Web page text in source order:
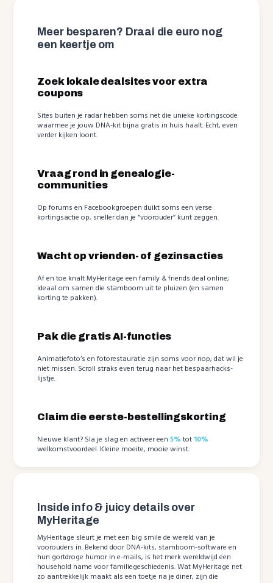
Meer besparen? Draai die euro nog
een keertje om
Zoek lokale dealsites voor extra
coupons
Sites buiten je radar hebben soms net die unieke kortingscode
waarmee je jouw DNA-kit bijna gratis in huis haalt. Echt, even
verder kijken loont.
Vraag rond in genealogie-
communities
Op forums en Facebookgroepen duikt soms een verse
kortingsactie op, sneller dan je “voorouder” kunt zeggen.
Wacht op vrienden- of gezinsacties
Af en toe knalt MyHeritage een family & friends deal online;
ideaal om samen die stamboom uit te pluizen (en samen
korting te pakken).
Pak die gratis AI-functies
Animatiefoto’s en fotorestauratie zijn soms voor nop; dat wil je
niet missen. Scroll straks even terug naar het bespaarhacks-
lijstje.
Claim die eerste-bestellingskorting
Nieuwe klant? Sla je slag en activeer een5% tot 10%
welkomstvoordeel. Kleine moeite, mooie winst.
Inside info & juicy details over
MyHeritage
MyHeritage sleurt je met een big smile de wereld van je
voorouders in. Bekend door DNA-kits, stamboom-software en
hun gortdroge humor in e-mails, is het merk wereldwijd een
household name voor familiegeschiedenis. Wat MyHeritage net
zo aantrekkelijk maakt als een toetje na je diner, zijn die